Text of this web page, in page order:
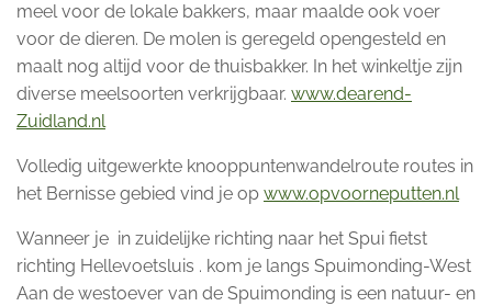
meel voor de lokale bakkers, maar maalde ook voer
voor de dieren. De molen is geregeld opengesteld en
maalt nog altijd voor de thuisbakker. In het winkeltje zijn
diverse meelsoorten verkrijgbaar. www.dearend-
Zuidland.nl
Volledig uitgewerkte knooppuntenwandelroute routes in
het Bernisse gebied vind je op www.opvoorneputten.nl
Wanneer je in zuidelijke richting naar het Spui fietst
richting Hellevoetsluis . kom je langs Spuimonding-West
Aan de westoever van de Spuimonding is een natuur- en